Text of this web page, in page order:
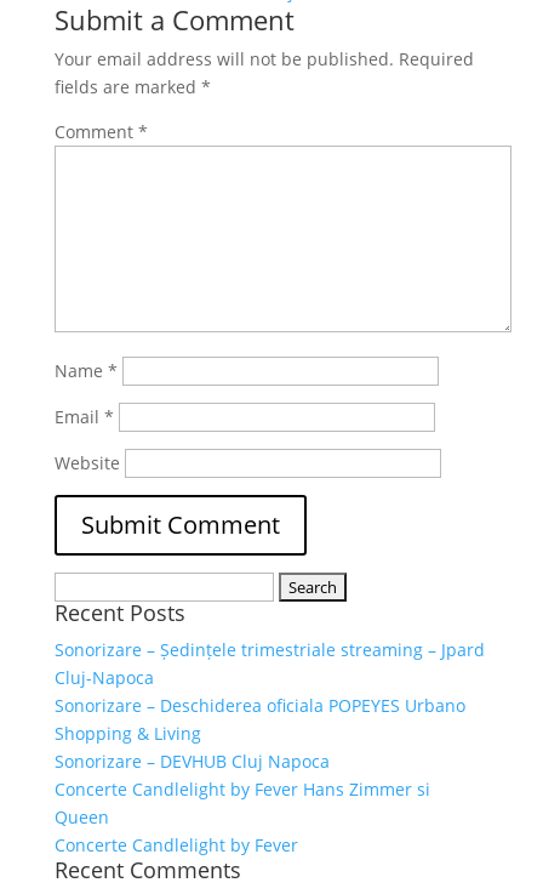
Submit a Comment
Your email address will not be published. Required
fields are marked *
Comment *
Name *
Email *
Website
for:
Recent Posts
Sonorizare – Ședințele trimestriale streaming – Jpard
Cluj-Napoca
Sonorizare – Deschiderea oficiala POPEYES Urbano
Shopping & Living
Sonorizare – DEVHUB Cluj Napoca
Concerte Candlelight by Fever Hans Zimmer si
Queen
Concerte Candlelight by Fever
Recent Comments